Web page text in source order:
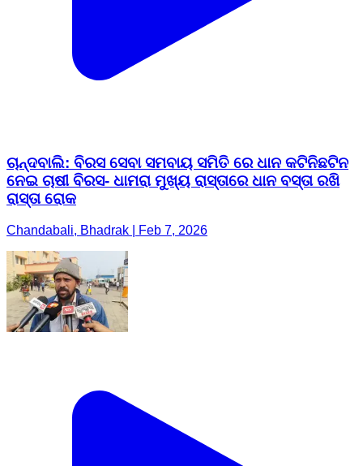
ଚାନ୍ଦବାଲି: ବିରସ ସେବା ସମବାୟ ସମିତି ରେ ଧାନ କଟିନିଛଟିନ
ନେଇ ଚାଷୀ ବିରସ- ଧାମରା ମୁଖ୍ୟ ରାସ୍ତାରେ ଧାନ ବସ୍ତା ରଖି
ରାସ୍ତା ରୋକ
Chandabali, Bhadrak | Feb 7, 2026